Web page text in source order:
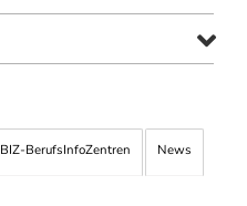
BIZ-BerufsInfoZentren News